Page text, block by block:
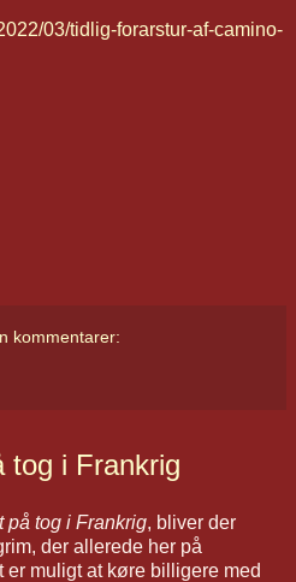
03/tidlig-forarstur-af-camino-
kommentarer:
tog i Frankrig
på tog i Frankrig, bliver der
der allerede her på
er muligt at køre billigere med